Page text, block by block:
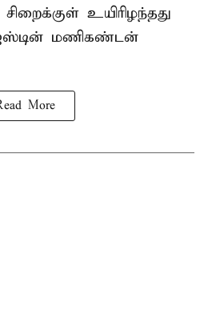
உயிரிழந்தது
மணிகண்டன்
More